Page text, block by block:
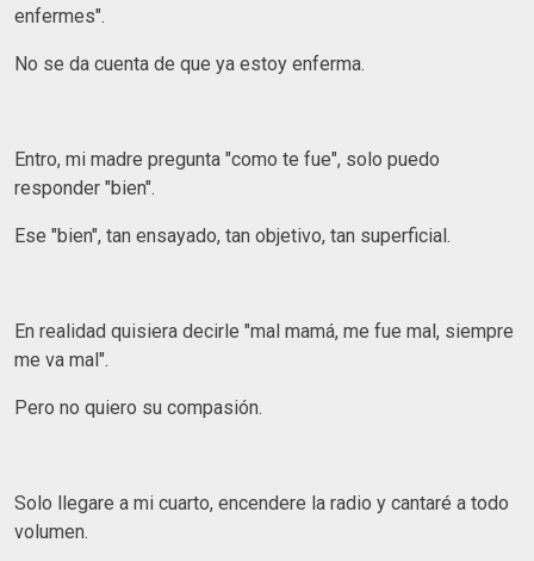
enfermes".
No se da cuenta de que ya estoy enferma.
Entro, mi madre pregunta "como te fue", solo puedo
responder "bien".
Ese "bien", tan ensayado, tan objetivo, tan superficial.
En realidad quisiera decirle "mal mamá, me fue mal, siempre
me va mal".
Pero no quiero su compasión.
Solo llegare a mi cuarto, encendere la radio y cantaré a todo
volumen.